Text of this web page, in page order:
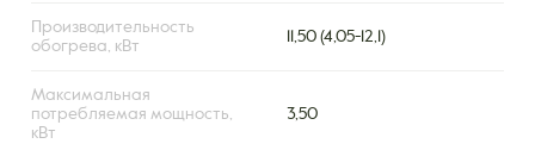
Производительность
обогрева, кВт
11,50 (4,05-12,1)
Максимальная
потребляемая мощность,
кВт
3,50